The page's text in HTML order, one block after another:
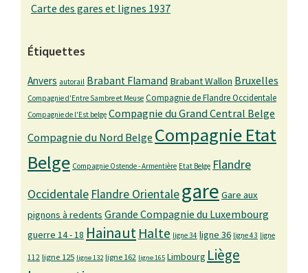
Carte des gares et lignes 1937
Étiquettes
Anvers autorail Brabant Flamand Brabant Wallon Bruxelles
Compagnie d'Entre Sambre et Meuse Compagnie de Flandre Occidentale
Compagnie de l'Est belge Compagnie du Grand Central Belge
Compagnie du Nord Belge Compagnie Etat
Belge Compagnie Ostende - Armentière Etat Belge Flandre
Occidentale Flandre Orientalegare Gare aux
pignons à redents Grande Compagnie du Luxembourg
guerre 14 - 18 Hainaut Halte ligne 34 ligne 36 ligne 43 ligne
112 ligne 125 ligne 132 ligne 162 ligne 165 Limbourg Liège